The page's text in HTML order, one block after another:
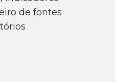
de fontes